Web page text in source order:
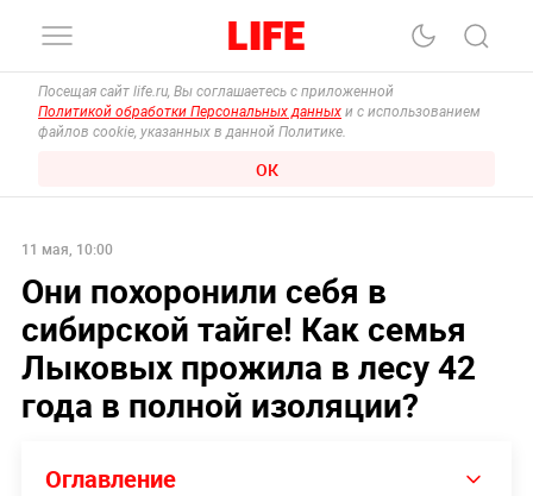
Посещая сайт life.ru, Вы соглашаетесь с приложенной
Политикой обработки Персональных данных и с использованием
файлов cookie, указанных в данной Политике.
ОК
11 мая, 10:00
Они похоронили себя в
сибирской тайге! Как семья
Лыковых прожила в лесу 42
года в полной изоляции?
Оглавление